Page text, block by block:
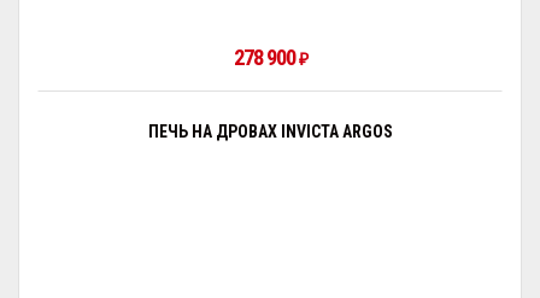
278 900₽
ПЕЧЬ НА ДРОВАХ INVICTA ARGOS